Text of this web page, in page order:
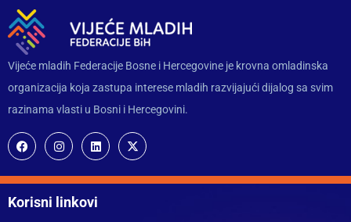
Vijeće mladih Federacije Bosne i Hercegovine je krovna omladinska
organizacija koja zastupa interese mladih razvijajući dijalog sa svim
razinama vlasti u Bosni i Hercegovini.
Korisni linkovi